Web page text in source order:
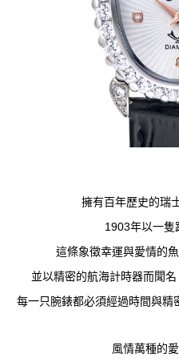
擁有百年歷史的瑞
1903年以一隻
這條象徵幸運與愛情的
並以精密的航海計時器而聞
每一只腕錶都必須經過時間與精
風情萬種的